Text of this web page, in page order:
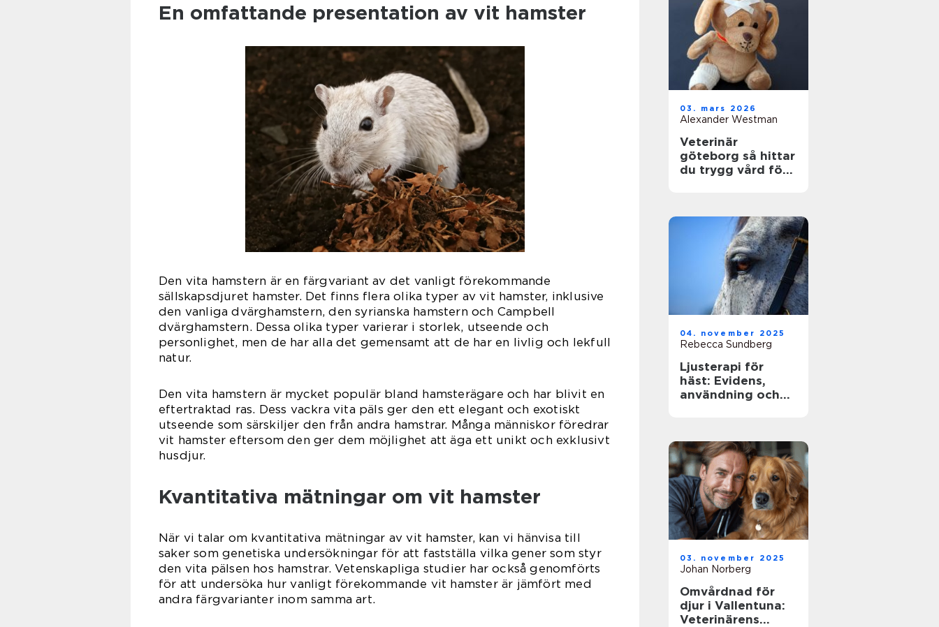
En omfattande presentation av vit hamster
Den vita hamstern är en färgvariant av det vanligt förekommande
sällskapsdjuret hamster. Det finns flera olika typer av vit hamster, inklusive
den vanliga dvärghamstern, den syrianska hamstern och Campbell
dvärghamstern. Dessa olika typer varierar i storlek, utseende och
personlighet, men de har alla det gemensamt att de har en livlig och lekfull
natur.
Den vita hamstern är mycket populär bland hamsterägare och har blivit en
eftertraktad ras. Dess vackra vita päls ger den ett elegant och exotiskt
utseende som särskiljer den från andra hamstrar. Många människor föredrar
vit hamster eftersom den ger dem möjlighet att äga ett unikt och exklusivt
husdjur.
Kvantitativa mätningar om vit hamster
När vi talar om kvantitativa mätningar av vit hamster, kan vi hänvisa till
saker som genetiska undersökningar för att fastställa vilka gener som styr
den vita pälsen hos hamstrar. Vetenskapliga studier har också genomförts
för att undersöka hur vanligt förekommande vit hamster är jämfört med
andra färgvarianter inom samma art.
03. mars 2026
Alexander Westman
Veterinär
göteborg så hittar
du trygg vård för
04. november 2025
Rebecca Sundberg
Ljusterapi för
häst: Evidens,
användning och
03. november 2025
Johan Norberg
Omvårdnad för
djur i Vallentuna:
Veterinärens